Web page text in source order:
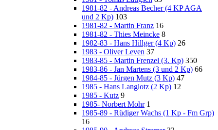
1981-82 - Andreas Becher (4 KP AGA
und 2 Kp) 103
1981-82 - Martin Franz 16
1981-82 - Thies Meincke 8
1982-83 - Hans Hillger (4 Kp) 26
1983 - Oliver Leven 37
1983-85 - Martin Frenzel (3. Kp) 350
1983-86 - Jan Martens (3 und 2 Kp) 66
1984-85 - Jürgen Mutz (3 Kp) 47
1985 - Hans Langlotz (2 Kp) 12
1985 - Kutz 9
1985- Norbert Mohr 1
1985-89 - Rüdiger Wachs (1 Kp - Fm Grp)
16